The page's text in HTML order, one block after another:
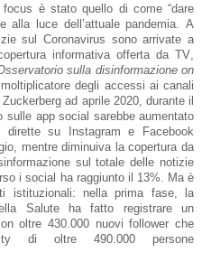
è stato quello di come “dare
alla luce dell’attuale pandemia. A
sul Coronavirus sono arrivate a
informativa offerta da TV,
sulla disinformazione on
degli accessi ai canali
ad aprile 2020, durante il
sulle app social sarebbe aumentato
su Instagram e Facebook
mentre diminuiva la copertura da
sul totale delle notizie
i social ha raggiunto il 13%. Ma è
istituzionali: nella prima fase, la
Salute ha fatto registrare un
oltre 430.000 nuovi follower che
di oltre 490.000 persone